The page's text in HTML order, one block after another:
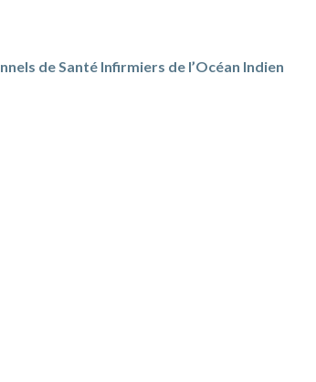
de Santé Infirmiers de l’Océan Indien